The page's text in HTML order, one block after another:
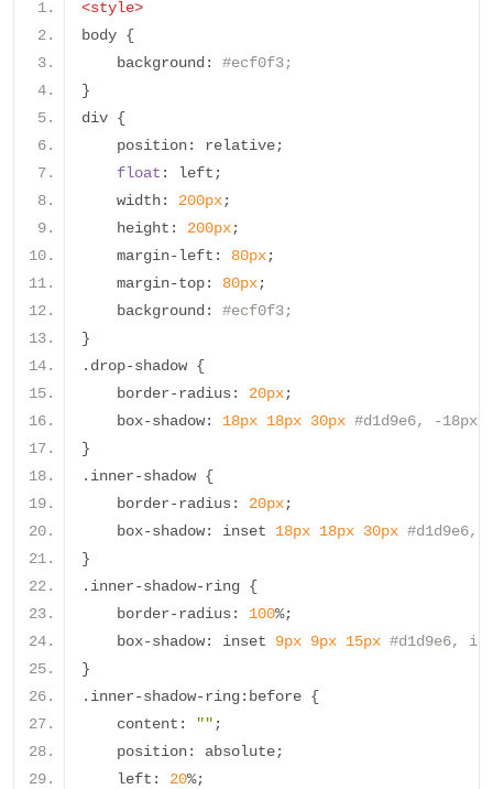
<style>
body {
    background
:
#ecf0f3;
}
div {
    position
: relative;
float : left ;
    width
: 200px;
    height
: 200px;
    margin
-left : 80px;
    margin
-top: 80px;
    background
:
#ecf0f3;
}
. drop-shadow {
    border
-radius: 20px;
    box
-shadow: 18px 18px 30px #d1d9e6, -
}
. inner-shadow {
    border
-radius: 20px;
    box
-shadow: inset 18px 18px 30px
}
. inner-shadow-ring {
    border
-radius: 100%;
    box
-shadow: inset 9px 9px 15px #d1d9e6,
}
. inner-shadow-ring: before {
    content
: "" ;
    position
: absolute;
    left
: 20%;